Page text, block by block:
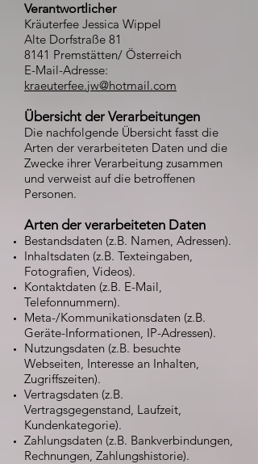
Verantwortlicher
Kräuterfee Jessica Wippel
Alte Dorfstraße 81
8141 Premstätten/ Österreich
E-Mail-Adresse:
kraeuterfee.jw@hotmail.com
Übersicht der Verarbeitungen
Die nachfolgende Übersicht fasst die
Arten der verarbeiteten Daten und die
Zwecke ihrer Verarbeitung zusammen
und verweist auf die betroffenen
Personen.
Arten der verarbeiteten Daten
Bestandsdaten (z.B. Namen, Adressen).
Inhaltsdaten (z.B. Texteingaben,
Fotografien, Videos).
Kontaktdaten (z.B. E-Mail,
Telefonnummern).
Meta-/Kommunikationsdaten (z.B.
Geräte-Informationen, IP-Adressen).
Nutzungsdaten (z.B. besuchte
Webseiten, Interesse an Inhalten,
Zugriffszeiten).
Vertragsdaten (z.B.
Vertragsgegenstand, Laufzeit,
Kundenkategorie).
Zahlungsdaten (z.B. Bankverbindungen,
Rechnungen, Zahlungshistorie).